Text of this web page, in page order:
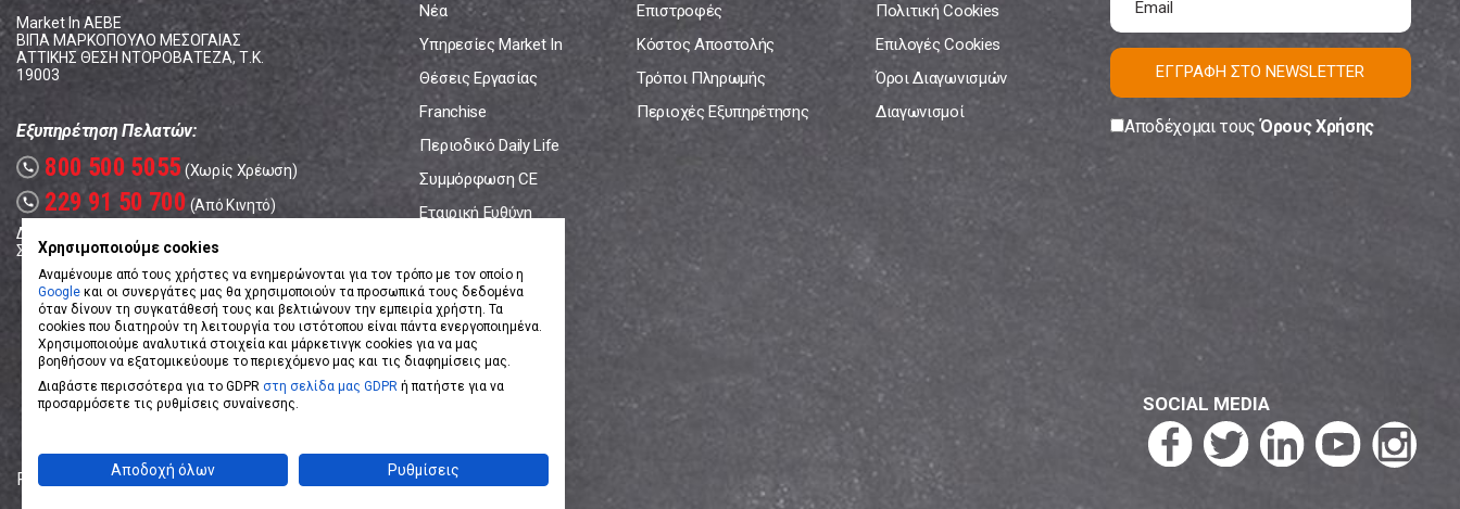
Market In ΑΕΒΕ
ΒΙΠΑ ΜΑΡΚΟΠΟΥΛΟ ΜΕΣΟΓΑΙΑΣ
ΑΤΤΙΚΗΣ ΘΕΣΗ ΝΤΟΡΟΒΑΤΕΖΑ, Τ.Κ.
19003
Εξυπηρέτηση Πελατών:
call 800 500 5055 (Χωρίς Χρέωση)
call 229 91 50 700 (Από Κινητό)
Δευτέρα - Παρασκευή: 08:00 - 17:00
Σάββατο: 08:00 – 14:00
Νέα
Υπηρεσίες Market In
Θέσεις Εργασίας
Franchise
Περιοδικό Daily Life
Συμμόρφωση CE
Εταιρική Ευθύνη
Επιστροφές
Κόστος Αποστολής
Τρόποι Πληρωμής
Περιοχές Εξυπηρέτησης
Πολιτική Cookies
Επιλογές Cookies
Όροι Διαγωνισμών
Διαγωνισμοί
ΕΓΓΡΑΦΗ ΣΤΟ NEWSLETTER
Αποδέχομαι τουςΌρους Χρήσης
SOCIAL MEDIA
Powered by eShopKeyDesigned by Koolmetrix
Χρησιμοποιούμε cookies
Αναμένουμε από τους χρήστες να ενημερώνονται για τον τρόπο με τον οποίο η
Google και οι συνεργάτες μας θα χρησιμοποιούν τα προσωπικά τους δεδομένα
όταν δίνουν τη συγκατάθεσή τους και βελτιώνουν την εμπειρία χρήστη. Τα
cookies που διατηρούν τη λειτουργία του ιστότοπου είναι πάντα ενεργοποιημένα.
Χρησιμοποιούμε αναλυτικά στοιχεία και μάρκετινγκ cookies για να μας
βοηθήσουν να εξατομικεύουμε το περιεχόμενο μας και τις διαφημίσεις μας.
Διαβάστε περισσότερα για το GDPR στη σελίδα μας GDPR ή πατήστε για να
προσαρμόσετε τις ρυθμίσεις συναίνεσης.
Αποδοχή όλων Ρυθμίσεις